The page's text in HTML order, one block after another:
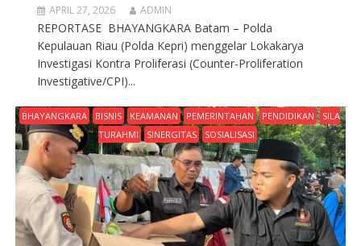
APRIL 27, 2026 ADMIN
REPORTASE BHAYANGKARA Batam – Polda
Kepulauan Riau (Polda Kepri) menggelar Lokakarya
Investigasi Kontra Proliferasi (Counter-Proliferation
Investigative/CPI)...
BHAYANGKARA BISNIS KEAMANAN PEMERINTAHAN PENDIDIKAN
SILA
TURAHMI
SINERGITAS SOSIALISASI